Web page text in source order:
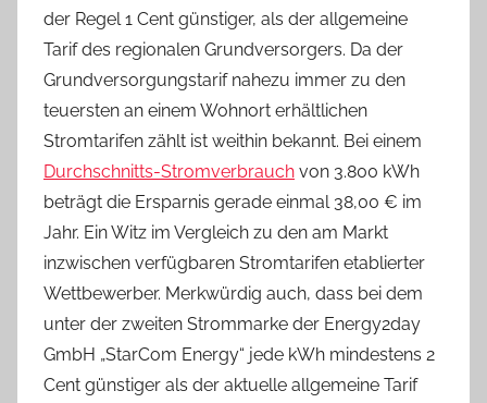
der Regel 1 Cent günstiger, als der allgemeine
Tarif des regionalen Grundversorgers. Da der
Grundversorgungstarif nahezu immer zu den
teuersten an einem Wohnort erhältlichen
Stromtarifen zählt ist weithin bekannt. Bei einem
Durchschnitts-Stromverbrauch von 3.800 kWh
beträgt die Ersparnis gerade einmal 38,00 € im
Jahr. Ein Witz im Vergleich zu den am Markt
inzwischen verfügbaren Stromtarifen etablierter
Wettbewerber. Merkwürdig auch, dass bei dem
unter der zweiten Strommarke der Energy2day
GmbH „StarCom Energy“ jede kWh mindestens 2
Cent günstiger als der aktuelle allgemeine Tarif